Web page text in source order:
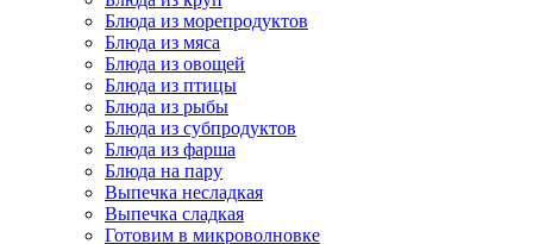
Блюда из морепродуктов
Блюда из мяса
Блюда из овощей
Блюда из птицы
Блюда из рыбы
Блюда из субпродуктов
Блюда из фарша
Блюда на пару
Выпечка несладкая
Выпечка сладкая
Готовим в микроволновке